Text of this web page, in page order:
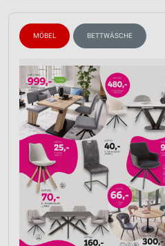
MÖBEL BETTWÄSCHE